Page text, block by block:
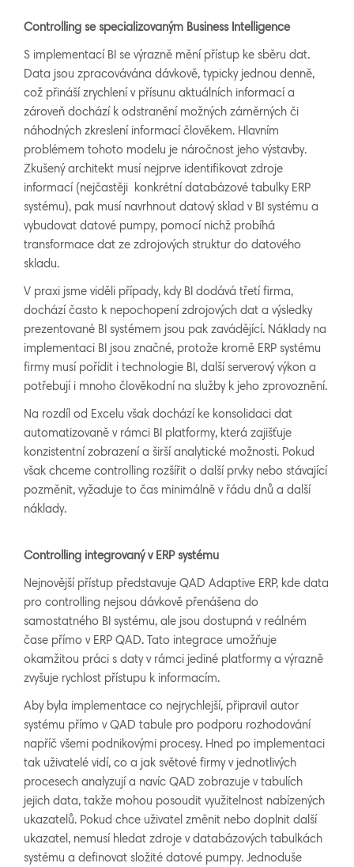
Controlling se specializovaným Business Intelligence
S implementací BI se výrazně mění přístup ke sběru dat.
Data jsou zpracovávána dávkově, typicky jednou denně,
což přináší zrychlení v přísunu aktuálních informací a
zároveň dochází k odstranění možných záměrných či
náhodných zkreslení informací člověkem. Hlavním
problémem tohoto modelu je náročnost jeho výstavby.
Zkušený architekt musí nejprve identifikovat zdroje
informací (nejčastěji konkrétní databázové tabulky ERP
systému), pak musí navrhnout datový sklad v BI systému a
vybudovat datové pumpy, pomocí nichž probíhá
transformace dat ze zdrojových struktur do datového
skladu.
V praxi jsme viděli případy, kdy BI dodává třetí firma,
dochází často k nepochopení zdrojových dat a výsledky
prezentované BI systémem jsou pak zavádějící. Náklady na
implementaci BI jsou značné, protože kromě ERP systému
firmy musí pořídit i technologie BI, další serverový výkon a
potřebují i mnoho člověkodní na služby k jeho zprovoznění.
Na rozdíl od Excelu však dochází ke konsolidaci dat
automatizovaně v rámci BI platformy, která zajišťuje
konzistentní zobrazení a širší analytické možnosti. Pokud
však chceme controlling rozšířit o další prvky nebo stávající
pozměnit, vyžaduje to čas minimálně v řádu dnů a další
náklady.
Controlling integrovaný v ERP systému
Nejnovější přístup představuje QAD Adaptive ERP, kde data
pro controlling nejsou dávkově přenášena do
samostatného BI systému, ale jsou dostupná v reálném
čase přímo v ERP QAD. Tato integrace umožňuje
okamžitou práci s daty v rámci jediné platformy a výrazně
zvyšuje rychlost přístupu k informacím.
Aby byla implementace co nejrychlejší, připravil autor
systému přímo v QAD tabule pro podporu rozhodování
napříč všemi podnikovými procesy. Hned po implementaci
tak uživatelé vidí, co a jak světové firmy v jednotlivých
procesech analyzují a navíc QAD zobrazuje v tabulích
jejich data, takže mohou posoudit využitelnost nabízených
ukazatelů. Pokud chce uživatel změnit nebo doplnit další
ukazatel, nemusí hledat zdroje v databázových tabulkách
systému a definovat složité datové pumpy. Jednoduše